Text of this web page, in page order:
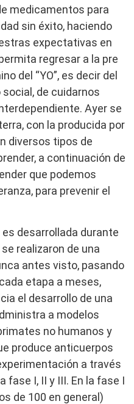
medicamentos para
sin éxito, haciendo
expectativas en
regresar a la pre
del “YO”, es decir del
de cuidarnos
Ayer se
con la producida por
diversos tipos de
a continuación de
que podemos
para prevenir el
desarrollada durante
realizaron de una
antes visto, pasando
etapa a meses,
el desarrollo de una
a modelos
no humanos y
produce anticuerpos
a través
fase I, II y III. En la fase I
de 100 en general)